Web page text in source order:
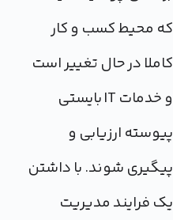
که محیط کسب و کار
کاملا در حال تغییر است
و خدمات IT بایستی
پیوسته ارزیابی و
پیگیری شوند. با داشتن
یک فرایند مدیریت